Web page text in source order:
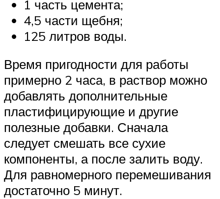
1 часть цемента;
4,5 части щебня;
125 литров воды.
Время пригодности для работы
примерно 2 часа, в раствор можно
добавлять дополнительные
пластифицирующие и другие
полезные добавки. Сначала
следует смешать все сухие
компоненты, а после залить воду.
Для равномерного перемешивания
достаточно 5 минут.